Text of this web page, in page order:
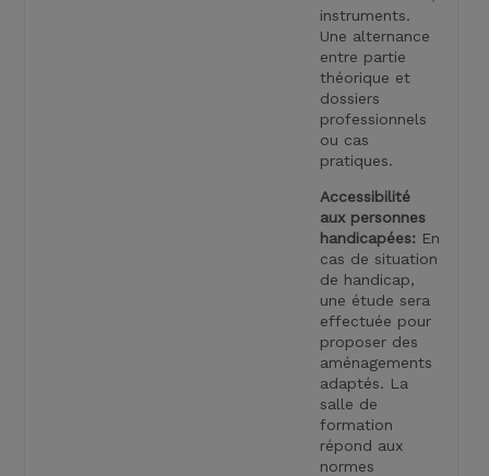
instruments.
Une alternance
entre partie
théorique et
dossiers
professionnels
ou cas
pratiques.
Accessibilité
aux personnes
handicapées: En
cas de situation
de handicap,
une étude sera
effectuée pour
proposer des
aménagements
adaptés. La
salle de
formation
répond aux
normes